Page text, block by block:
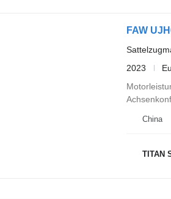
FAW
2023
China
TITAN